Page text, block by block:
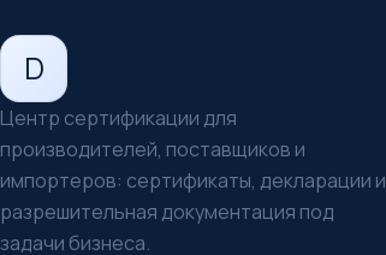
D
Центр сертификации для
производителей, поставщиков и
импортеров: сертификаты, декларации и
разрешительная документация под
задачи бизнеса.